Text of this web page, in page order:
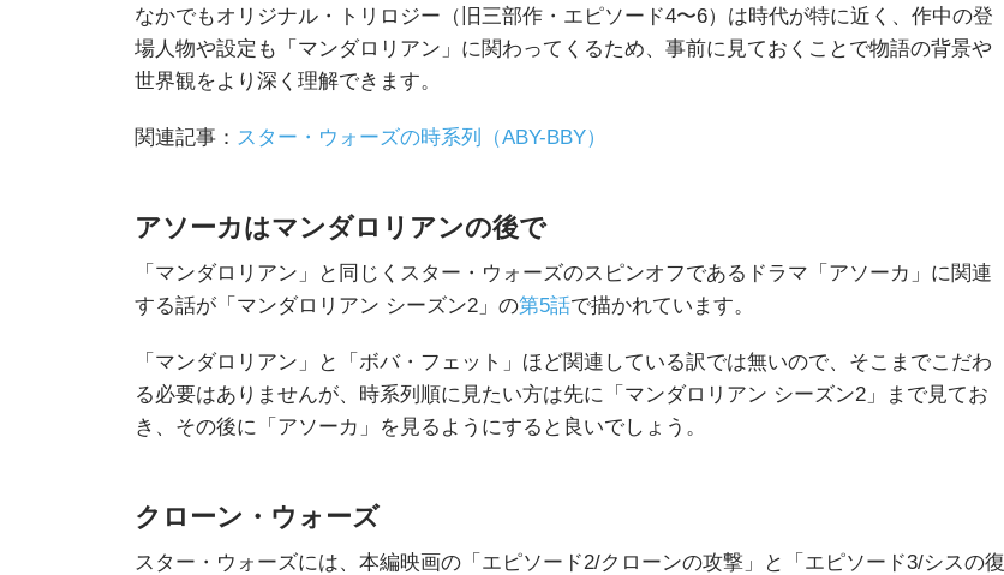
なかでもオリジナル・トリロジー（旧三部作・エピソード4〜6）は時代が特に近く、作中の登
場人物や設定も「マンダロリアン」に関わってくるため、事前に見ておくことで物語の背景や
世界観をより深く理解できます。
関連記事： スター・ウォーズの時系列（ABY-BBY）
アソーカはマンダロリアンの後で
「マンダロリアン」と同じくスター・ウォーズのスピンオフであるドラマ「アソーカ」に関連
する話が「マンダロリアン シーズン2」の第5話で描かれています。
「マンダロリアン」と「ボバ・フェット」ほど関連している訳では無いので、そこまでこだわ
る必要はありませんが、時系列順に見たい方は先に「マンダロリアン シーズン2」まで見てお
き、その後に「アソーカ」を見るようにすると良いでしょう。
クローン・ウォーズ
スター・ウォーズには、本編映画の「エピソード2/クローンの攻撃」と「エピソード3/シスの復